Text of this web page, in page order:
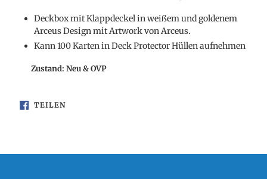
hinzugefügt
Deckbox mit Klappdeckel in weißem und goldenem
Arceus Design mit Artwork von Arceus.
Kann 100 Karten in Deck Protector Hüllen aufnehmen
Zustand: Neu & OVP
TEILENAUF
FACEBOOK